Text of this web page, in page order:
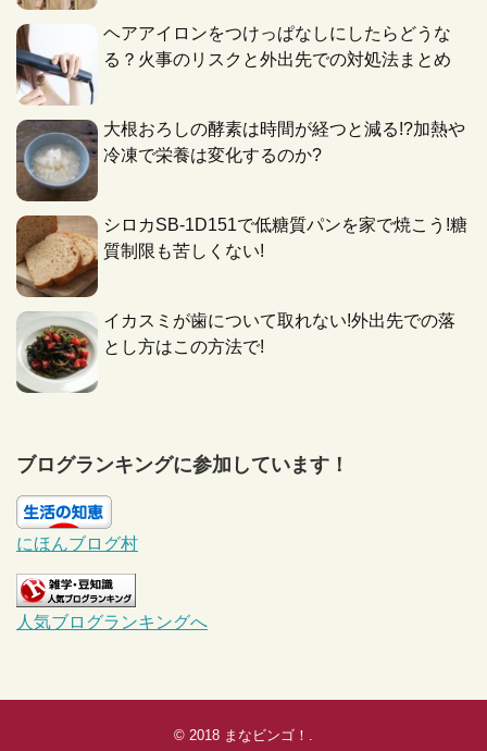
ヘアアイロンをつけっぱなしにしたらどうな
る？火事のリスクと外出先での対処法まとめ
大根おろしの酵素は時間が経つと減る!?加熱や
冷凍で栄養は変化するのか?
シロカSB-1D151で低糖質パンを家で焼こう!糖
質制限も苦しくない!
イカスミが歯について取れない!外出先での落
とし方はこの方法で!
ブログランキングに参加しています！
にほんブログ村
人気ブログランキングへ
© 2018 まなビンゴ！